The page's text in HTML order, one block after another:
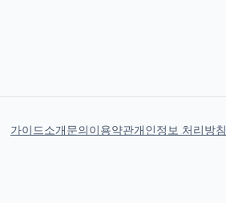
가이드소개문의이용약관개인정보 처리방침